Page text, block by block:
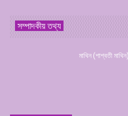
সম্পাদকীয় তথ্য
মাথিন (শাশ্বতী